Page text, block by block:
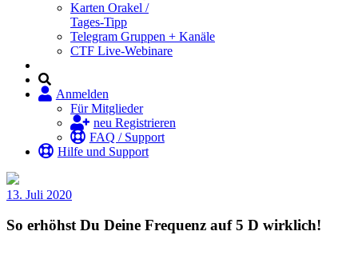
Karten Orakel /
Tages-Tipp
Telegram Gruppen + Kanäle
CTF Live-Webinare
Anmelden
Für Mitglieder
neu Registrieren
FAQ / Support
Hilfe und Support
13. Juli 2020
So erhöhst Du Deine Frequenz auf 5 D wirklich!